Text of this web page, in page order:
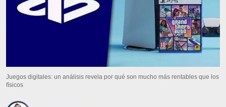
Juegos digitales: un análisis revela por qué son mucho más rentables que los
físicos